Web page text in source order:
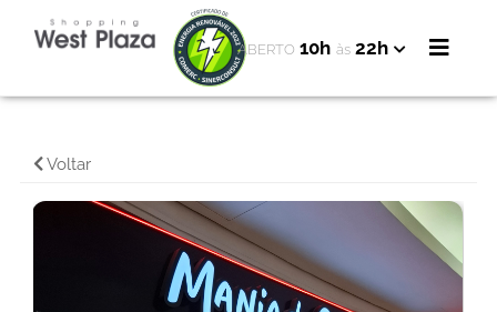
ABERTO 10h às 22h
Voltar